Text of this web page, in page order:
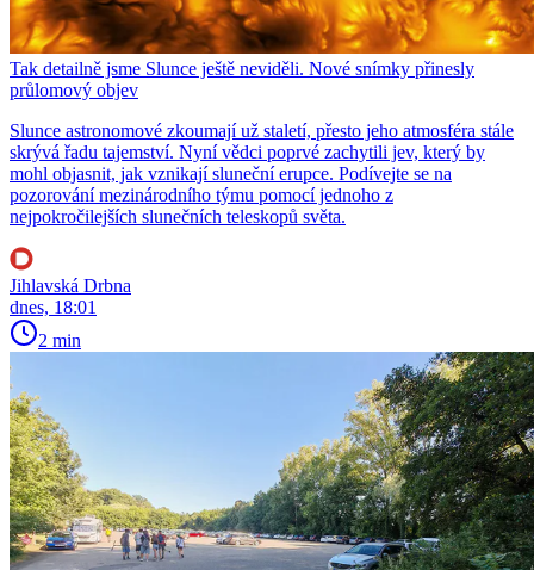
Tak detailně jsme Slunce ještě neviděli. Nové snímky přinesly
průlomový objev
Slunce astronomové zkoumají už staletí, přesto jeho atmosféra stále
skrývá řadu tajemství. Nyní vědci poprvé zachytili jev, který by
mohl objasnit, jak vznikají sluneční erupce. Podívejte se na
pozorování mezinárodního týmu pomocí jednoho z
nejpokročilejších slunečních teleskopů světa.
Jihlavská Drbna
dnes, 18:01
2 min